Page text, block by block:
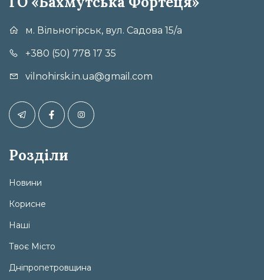
м. Вільногірськ, вул. Садова 15/а
+380 (50) 778 17 35
vilnohirsk.in.ua@gmail.com
Розділи
Новини
Корисне
Наші
Твоє Місто
Дніпропетровщина